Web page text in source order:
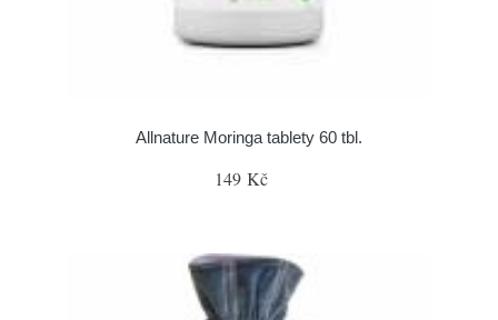
Allnature Moringa tablety 60 tbl.
149 Kč